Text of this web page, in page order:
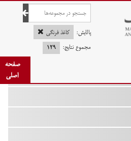
صفحه اصلی
پالایش:
کاغذ فرنگی
مجموع نتایج:
۱۲۹
صفحه
اصلی